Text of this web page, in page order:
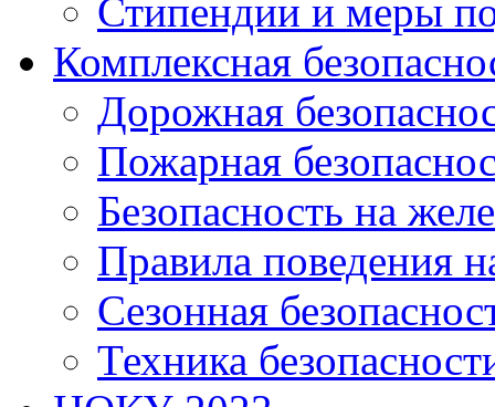
Стипендии и меры
Комплексная
Дорожная
Пожарная
Безопасность на
Правила поведения
Сезонная
Техника